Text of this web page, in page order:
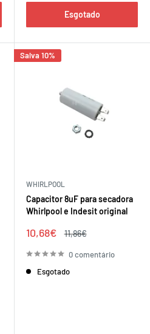
Esgotado
Salva 10%
WHIRLPOOL
Capacitor 8uF para secadora
Whirlpool e Indesit original
Preço
venda
10,68€
Preço
11,86€
0 comentário
Esgotado